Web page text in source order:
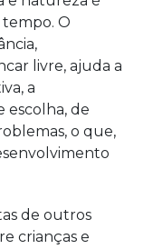
O
livre, ajuda a
a
escolha, de
o que,
de outros
crianças e